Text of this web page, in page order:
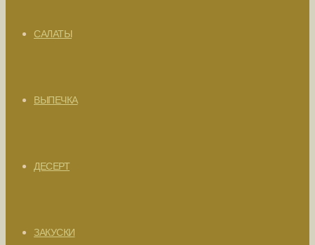
САЛАТЫ
ВЫПЕЧКА
ДЕСЕРТ
ЗАКУСКИ